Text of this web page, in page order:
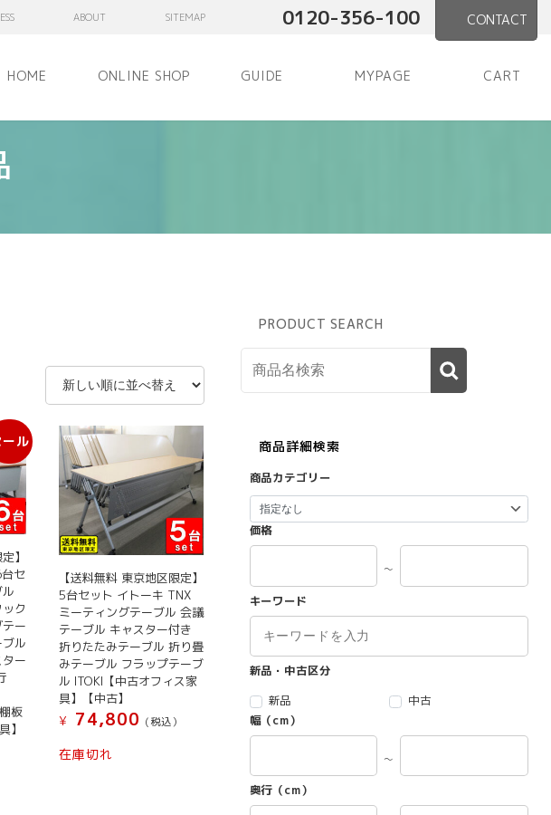
ABOUT SITEMAP 0120-356-100 CONTACT
HOME ONLINE SHOP GUIDE MYPAGE CART
ール
】
セ
ク
ー
ル
ー
板
】
【送料無料 東京地区限定】
5台セット イトーキ TNX
ミーティングテーブル 会議
テーブル キャスター付き
折りたたみテーブル 折り畳
みテーブル フラップテーブ
ル ITOKI【中古オフィス家
具】【中古】
¥
74,800 (税込）
在庫切れ
PRODUCT SEARCH
商品詳細検索
商品カテゴリー
価格
～
キーワード
新品・中古区分
新品
中古
幅（cm）
～
奥行（cm）